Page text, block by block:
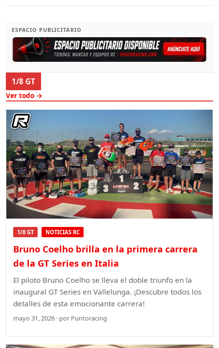
ESPACIO PUBLICITARIO
1/8 GT
Ver todo →
1/8 GT NOTICIAS RC
Bruno Coelho brilla en la primera carrera
de la GT Series en Italia
El piloto Bruno Coelho se lleva el doble triunfo en la
inaugural GT Series en Vallelunga. ¡Descubre todos los
detalles de esta emocionante carrera!
mayo 31, 2026 · por Puntoracing